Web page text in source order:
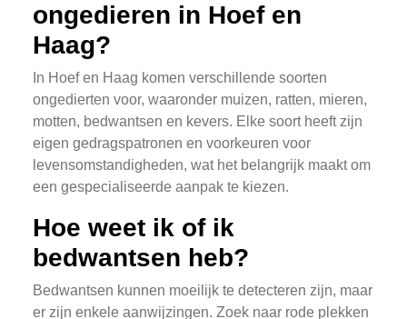
ongedieren in Hoef en
Haag?
In Hoef en Haag komen verschillende soorten
ongedierten voor, waaronder muizen, ratten, mieren,
motten, bedwantsen en kevers. Elke soort heeft zijn
eigen gedragspatronen en voorkeuren voor
levensomstandigheden, wat het belangrijk maakt om
een gespecialiseerde aanpak te kiezen.
Hoe weet ik of ik
bedwantsen heb?
Bedwantsen kunnen moeilijk te detecteren zijn, maar
er zijn enkele aanwijzingen. Zoek naar rode plekken